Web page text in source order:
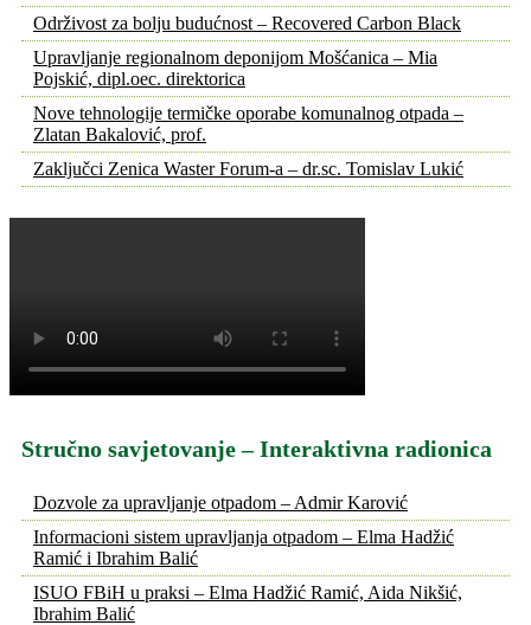
Održivost za bolju budućnost – Recovered Carbon Black
Upravljanje regionalnom deponijom Mošćanica – Mia
Pojskić, dipl.oec. direktorica
Nove tehnologije termičke oporabe komunalnog otpada –
Zlatan Bakalović, prof.
Zaključci Zenica Waster Forum-a – dr.sc. Tomislav Lukić
Stručno savjetovanje – Interaktivna radionica
Dozvole za upravljanje otpadom – Admir Karović
Informacioni sistem upravljanja otpadom – Elma Hadžić
Ramić i Ibrahim Balić
ISUO FBiH u praksi – Elma Hadžić Ramić, Aida Nikšić,
Ibrahim Balić